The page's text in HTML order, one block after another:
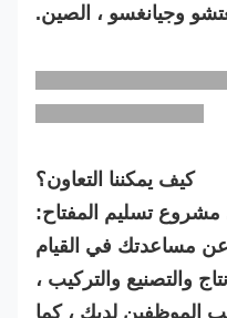
، الصين.
كيف يمكننا التعاون؟
في القيام
والتركيب ،
لديك ، كما